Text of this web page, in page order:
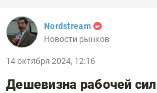
Nordstream
Новости рынков
14 октября 2024, 12:16
Дешевизна рабочей